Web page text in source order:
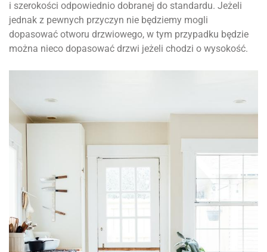
i szerokości odpowiednio dobranej do standardu. Jeżeli
jednak z pewnych przyczyn nie będziemy mogli
dopasować otworu drzwiowego, w tym przypadku będzie
można nieco dopasować drzwi jeżeli chodzi o wysokość.